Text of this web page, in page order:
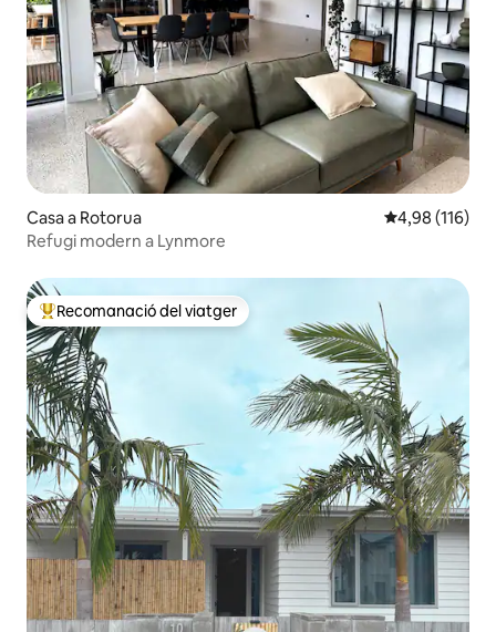
Casa a Rotorua 4,98 de
4,98 (116)
Refugi modern a Lynmore
Principals recomanacions dels viatgers
Recomanació del viatger